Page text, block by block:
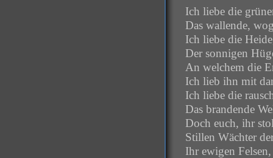
Ich liebe die
Das wallende,
Ich liebe die
Der sonnigen
An welchem die
Ich lieb ihn mit
Ich liebe die
Das brandende
Doch euch, ihr
Stillen Wächter
Ihr ewigen